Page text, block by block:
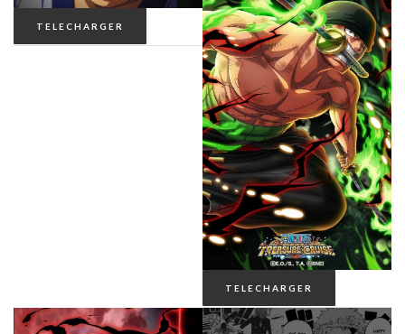
TELECHARGER
TELECHARGER
ONE PIECE